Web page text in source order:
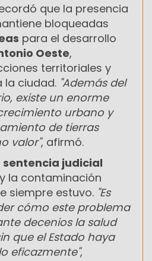
que la presencia
bloqueadas
para el desarrollo
Oeste,
territoriales y
la ciudad. "Además del
existe un enorme
urbano y
de tierras
valor", afirmó.
sentencia judicial
la contaminación
siempre estuvo. "Es
cómo este problema
decenios la salud
que el Estado haya
eficazmente",